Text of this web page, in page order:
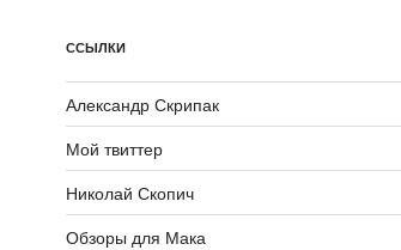
ССЫЛКИ
Александр Скрипак
Мой твиттер
Николай Скопич
Обзоры для Мака